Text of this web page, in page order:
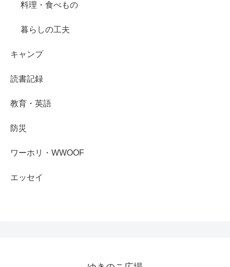
料理・食べもの
暮らしの工夫
キャンプ
読書記録
教育・英語
防災
ワーホリ・WWOOF
エッセイ